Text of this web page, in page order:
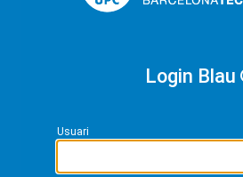
Login Blau
Usuari